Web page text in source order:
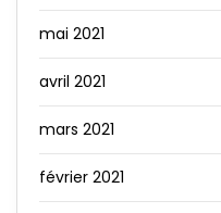
mai 2021
avril 2021
mars 2021
février 2021